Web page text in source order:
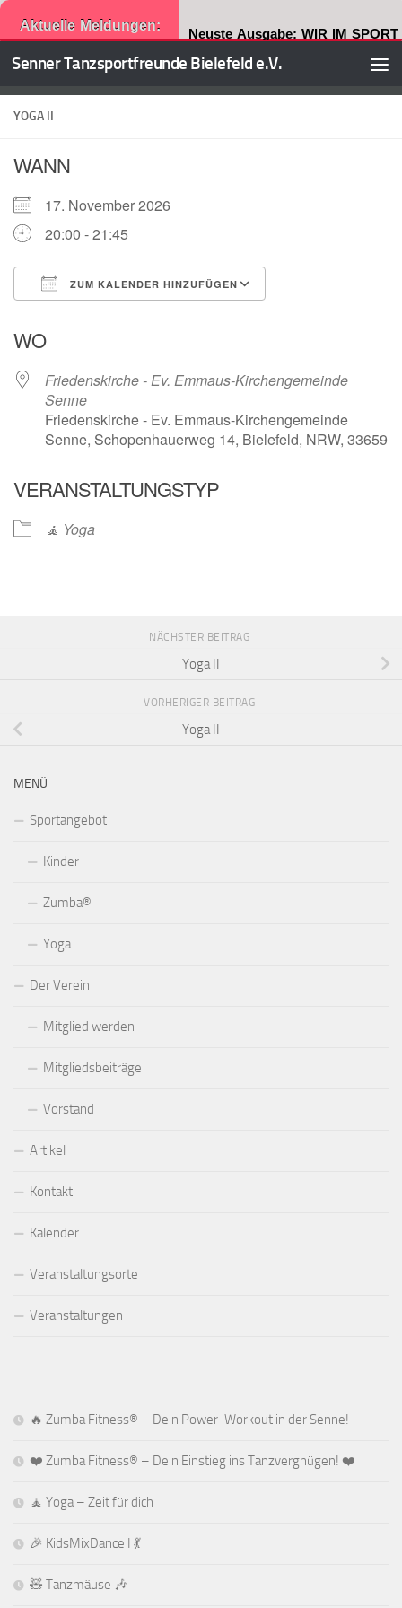
Aktuelle Meldungen: Neuste Ausgabe: WIR IM SPORT
Zum Inhalt springen
Senner Tanzsportfreunde Bielefeld e.V.
YOGA II
WANN
17. November 2026
20:00 - 21:45
ZUM KALENDER HINZUFÜGEN
WO
Friedenskirche - Ev. Emmaus-Kirchengemeinde
Senne
Friedenskirche - Ev. Emmaus-Kirchengemeinde
Senne, Schopenhauerweg 14, Bielefeld, NRW, 33659
VERANSTALTUNGSTYP
🧘 Yoga
NÄCHSTER BEITRAG
Yoga II
VORHERIGER BEITRAG
Yoga II
MENÜ
Sportangebot
Kinder
Zumba®
Yoga
Der Verein
Mitglied werden
Mitgliedsbeiträge
Vorstand
Artikel
Kontakt
Kalender
Veranstaltungsorte
Veranstaltungen
🔥 Zumba Fitness® – Dein Power-Workout in der Senne!
❤️ Zumba Fitness® – Dein Einstieg ins Tanzvergnügen! ❤️
🧘 Yoga – Zeit für dich
🎉 KidsMixDance I 💃
🧸 Tanzmäuse 🎶